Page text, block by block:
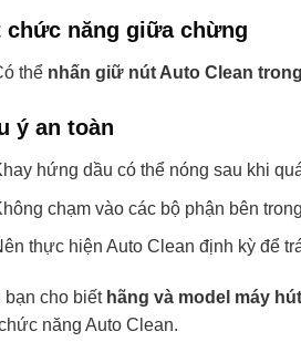
chức năng giữa chừng
thể nhấn giữ nút Auto Clean
ý an toàn
hứng dầu có thể nóng sau khi
chạm vào các bộ phận bên
thực hiện Auto Clean định kỳ để
bạn cho biết hãng và model máy
năng Auto Clean.